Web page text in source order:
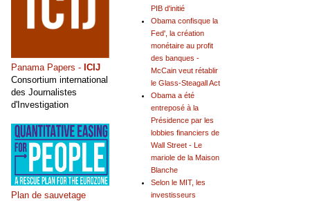
PIB d'initié
Obama confisque la
Fed', la création
monétaire au profit
des banques -
McCain veut rétablir
le Glass-Steagall Act
Obama a été
entreposé à la
Présidence par les
lobbies financiers de
Wall Street - Le
mariole de la Maison
Blanche
Selon le MIT, les
investisseurs
Panama Papers - ICIJ
Consortium international
des Journalistes
d'Investigation
Plan de sauvetage